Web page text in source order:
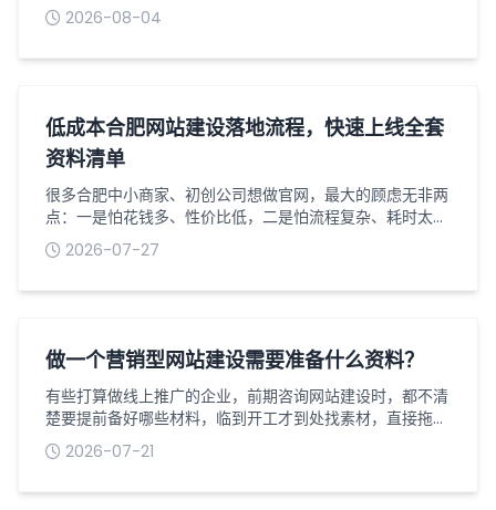
的移动端网站存在排版混乱、加载缓慢、交互不畅等问题，
导致访客流失率居高不下。做好移动端网站设计优化，同时
最忌讳直接照搬端页面进行缩放，需采用...
2026-08-04
低成本合肥网站建设落地流程，快速上线全套
资料清单
很多合肥中小商家、初创公司想做官网，最大的顾虑无非两
点：一是怕花钱多、性价比低，二是怕流程复杂、耗时太
久，折腾一两个月还没法正常上线。其实对于普通企业展
示、产品宣传、基础获客类网站，根本不用搞复杂的定制开
案，全程无冗余步骤、无隐形消费，新手也能直...
2026-07-27
做一个营销型网站建设需要准备什么资料？
有些打算做线上推广的企业，前期咨询网站建设时，都不清
楚要提前备好哪些材料，临到开工才到处找素材，直接拖慢
整个网站制作周期，还容易反复修改耽误上线进度。营销型
网站和普通展示站不一样，核心目的是引流获客，前期资料
2026-07-21